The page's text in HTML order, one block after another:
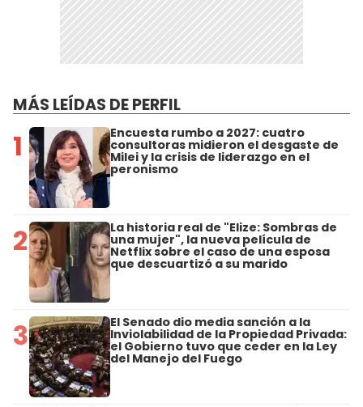
MÁS LEÍDAS DE PERFIL
1 Encuesta rumbo a 2027: cuatro
consultoras midieron el desgaste de
Milei y la crisis de liderazgo en el
peronismo
2 La historia real de "Elize: Sombras de
una mujer", la nueva película de
Netflix sobre el caso de una esposa
que descuartizó a su marido
3 El Senado dio media sanción a la
Inviolabilidad de la Propiedad Privada:
el Gobierno tuvo que ceder en la Ley
del Manejo del Fuego